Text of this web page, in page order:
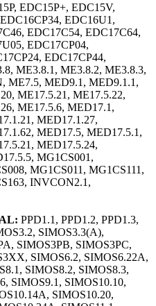
EDC15P+, EDC15V,
EDC16U1,
EDC17C54, EDC17C64,
EDC17CP04,
EDC17CP44,
ME3.8.1, ME3.8.2, ME3.8.3,
ME7.5, MED9.1, MED9.1.1,
ME17.5.21, ME17.5.22,
ME17.5.6, MED17.1,
MED17.1.27,
MED17.5, MED17.5.1,
MED17.5.24,
MG1CS001,
MG1CS011, MG1CS111,
INVCON2.1,
PPD1.1, PPD1.2, PPD1.3,
SIMOS3.3(A),
SIMOS3PB, SIMOS3PC,
SIMOS6.2, SIMOS6.22A,
SIMOS8.2, SIMOS8.3,
SIMOS9.1, SIMOS10.10,
SIMOS10.20,